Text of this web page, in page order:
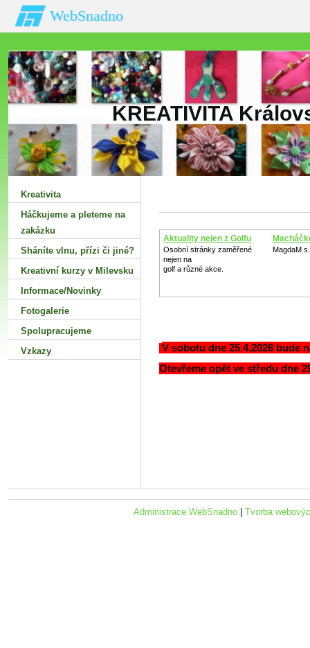
WebSnadno
KREATIVITA
Aktuality nejen z Golfu
Osobní stránky zaměřené
nejen na
golf a různé akce.
MagdaM
V sobotu dne 25.4.2026 bude
Otevřeme opět ve středu dne
Kreativita
Háčkujeme a pleteme na
zakázku
Sháníte vlnu‚ přízi či jiné?
Kreativní kurzy v Milevsku
Informace/Novinky
Fotogalerie
Spolupracujeme
Vzkazy
Administrace WebSnadno Tvorba